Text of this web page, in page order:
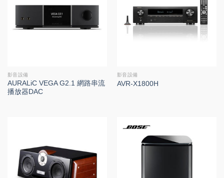
影音設備
AURALiC VEGA G2.1 網路串流
播放器DAC
影音設備
AVR-X1800H